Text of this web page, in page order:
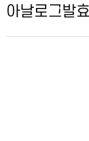
아날로그발